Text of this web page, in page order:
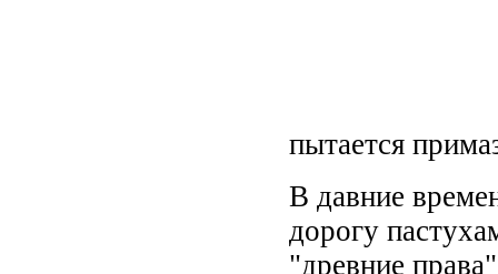
пытается
В давние
дорогу
"древние